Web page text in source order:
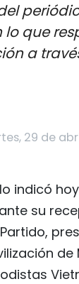
lo que
a
29 de
indicó
su